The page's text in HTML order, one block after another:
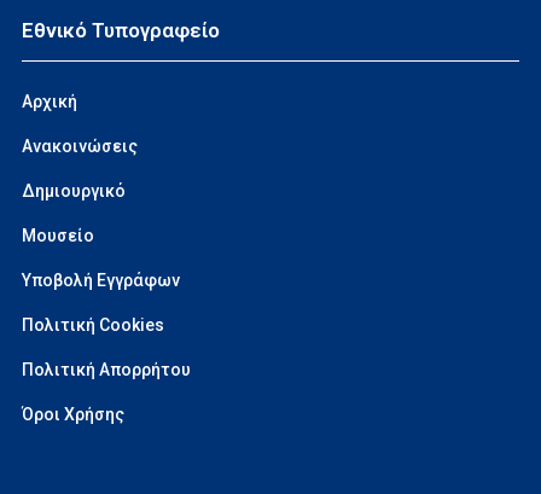
Εθνικό Τυπογραφείο
Αρχική
Ανακοινώσεις
Δημιουργικό
Μουσείο
Υποβολή Εγγράφων
Πολιτική Cookies
Πολιτική Απορρήτου
Όροι Χρήσης